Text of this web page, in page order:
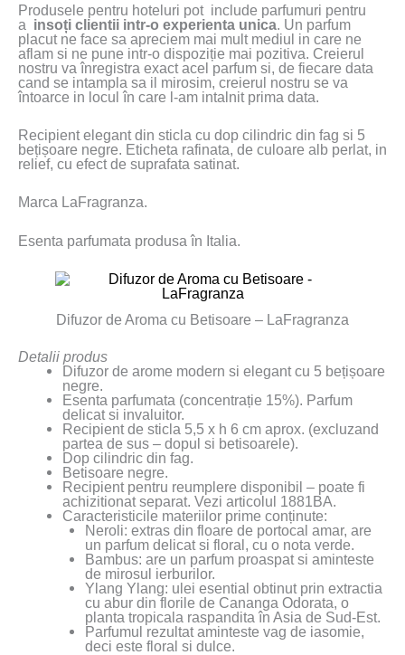
Produsele pentru hoteluri pot include parfumuri pentru
a insoți clientii intr-o experienta unica. Un parfum
placut ne face sa apreciem mai mult mediul in care ne
aflam si ne pune intr-o dispoziție mai pozitiva. Creierul
nostru va înregistra exact acel parfum si, de fiecare data
cand se intampla sa il mirosim, creierul nostru se va
întoarce in locul în care l-am intalnit prima data.
Recipient elegant din sticla cu dop cilindric din fag si 5
bețișoare negre. Eticheta rafinata, de culoare alb perlat, in
relief, cu efect de suprafata satinat.
Marca LaFragranza.
Esenta parfumata produsa în Italia.
Difuzor de Aroma cu Betisoare – LaFragranza
Detalii produs
Difuzor de arome modern si elegant cu 5 bețișoare
negre.
Esenta parfumata (concentrație 15%). Parfum
delicat si invaluitor.
Recipient de sticla 5,5 x h 6 cm aprox. (excluzand
partea de sus – dopul si betisoarele).
Dop cilindric din fag.
Betisoare negre.
Recipient pentru reumplere disponibil – poate fi
achizitionat separat. Vezi articolul 1881BA.
Caracteristicile materiilor prime conținute:
Neroli: extras din floare de portocal amar, are
un parfum delicat si floral, cu o nota verde.
Bambus: are un parfum proaspat si aminteste
de mirosul ierburilor.
Ylang Ylang: ulei esential obtinut prin extractia
cu abur din florile de Cananga Odorata, o
planta tropicala raspandita în Asia de Sud-Est.
Parfumul rezultat aminteste vag de iasomie,
deci este floral si dulce.